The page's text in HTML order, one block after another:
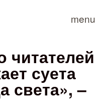
menu
читателей
суета
света», –